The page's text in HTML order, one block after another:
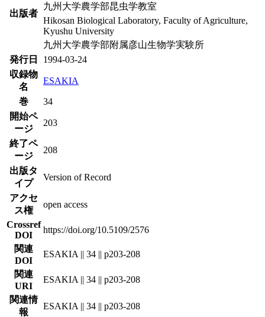
出版者
九州大学農学部昆虫学教室
Hikosan Biological Laboratory, Faculty of Agriculture,
Kyushu University
九州大学農学部附属彦山生物学実験所
発行日
1994-03-24
収録物
名
ESAKIA
巻
34
開始ペ
ージ
203
終了ペ
ージ
208
出版タ
イプ
Version of Record
アクセ
ス権
open access
Crossref
DOI
https://doi.org/10.5109/2576
関連
DOI
ESAKIA || 34 || p203-208
関連
URI
ESAKIA || 34 || p203-208
関連情
報
ESAKIA || 34 || p203-208